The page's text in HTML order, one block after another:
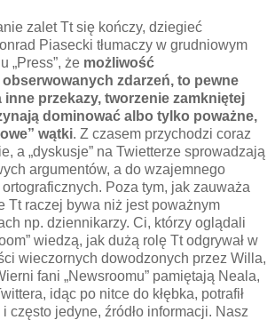
zalet Tt się kończy, dziegieć
Piasecki tłumaczy w grudniowym
„Press”, że możliwość
zdarzeń, to pewne
inne przekazy, tworzenie zamkniętej
dominować albo tylko poważne,
wątki. Z czasem przychodzi coraz
a „dyskusje” na Twietterze sprowadzają
argumentów, a do wzajemnego
Poza tym, jak zauważa
Tt raczej bywa niż jest poważnym
np. dziennikarzy. Ci, którzy oglądali
wiedzą, jak dużą rolę Tt odgrywał w
wieczornych dowodzonych przez Willa,
fani „Newsroomu” pamiętają Neala,
idąc po nitce do kłębka, potrafił
często jedyne, źródło informacji. Nasz